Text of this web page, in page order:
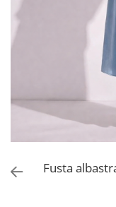
Tricouri si topuri
Rochii de eveniment
Fusta